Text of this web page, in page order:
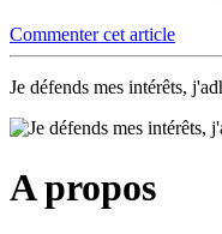
Commenter cet article
Je défends mes intérêts,
A propos